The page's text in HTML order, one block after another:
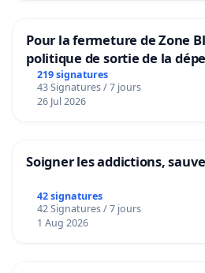
Pour la fermeture de Zone
politique de sortie de la
219 signatures
43 Signatures / 7 jours
26 Jul 2026
Soigner les addictions,
42 signatures
42 Signatures / 7 jours
1 Aug 2026